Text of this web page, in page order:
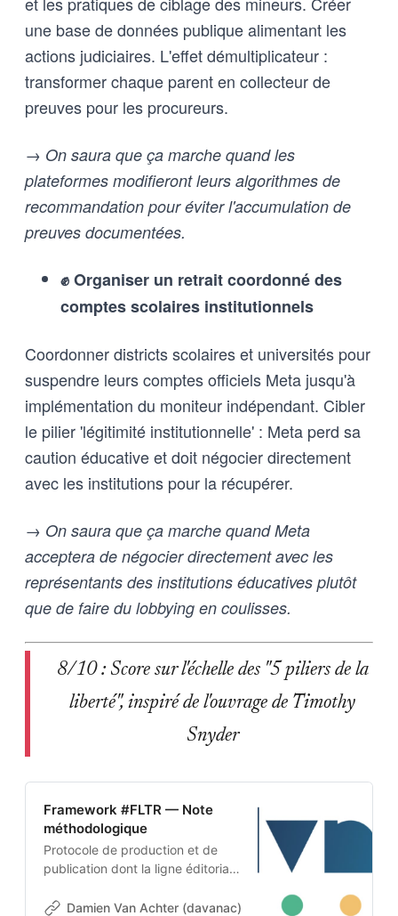
une base de données publique alimentant les
actions judiciaires. L'effet démultiplicateur :
transformer chaque parent en collecteur de
preuves pour les procureurs.
→ On saura que ça marche quand les
plateformes modifieront leurs algorithmes de
recommandation pour éviter l'accumulation de
preuves documentées.
✊ Organiser un retrait coordonné des
comptes scolaires institutionnels
Coordonner districts scolaires et universités pour
suspendre leurs comptes officiels Meta jusqu'à
implémentation du moniteur indépendant. Cibler
le pilier 'légitimité institutionnelle' : Meta perd sa
caution éducative et doit négocier directement
avec les institutions pour la récupérer.
→ On saura que ça marche quand Meta
acceptera de négocier directement avec les
représentants des institutions éducatives plutôt
que de faire du lobbying en coulisses.
8/10 : Score sur l'échelle des "5 piliers de la
liberté", inspiré de l'ouvrage de Timothy
Snyder
Framework #FLTR — Note
méthodologique
Protocole de production et de
publication dont la ligne éditoriale
projet. Cette architecture auto-
Damien Van Achter (davanac) Damien Van Achter